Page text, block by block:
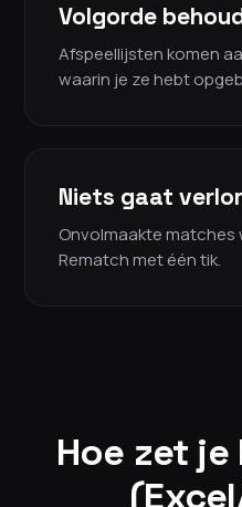
Volgorde
Afspeellijsten komen
waarin je ze hebt
Niets gaat
Onvolmaakte
Rematch met één tik.
Hoe zet je